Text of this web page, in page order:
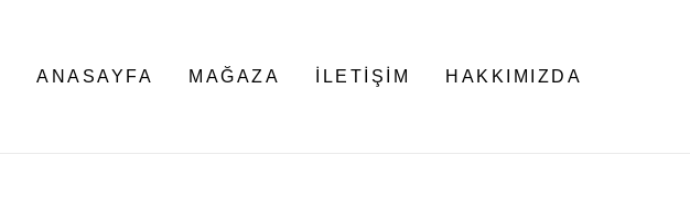
ANASAYFA
MAĞAZA İLETIŞIM HAKKIMIZDA